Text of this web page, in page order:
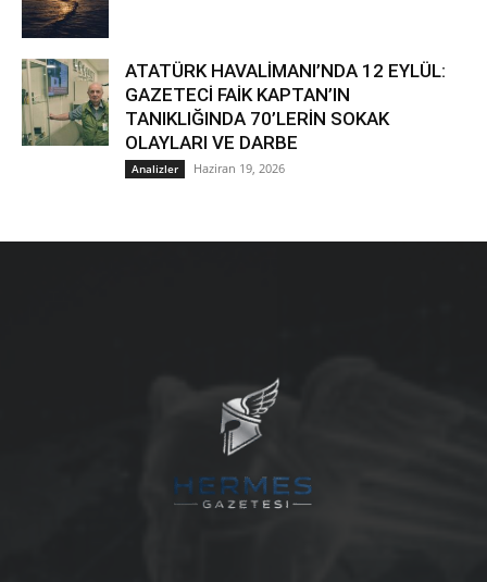
ATATÜRK HAVALİMANI’NDA 12 EYLÜL:
GAZETECİ FAİK KAPTAN’IN
TANIKLIĞINDA 70’LERİN SOKAK
OLAYLARI VE DARBE
Analizler Haziran 19, 2026